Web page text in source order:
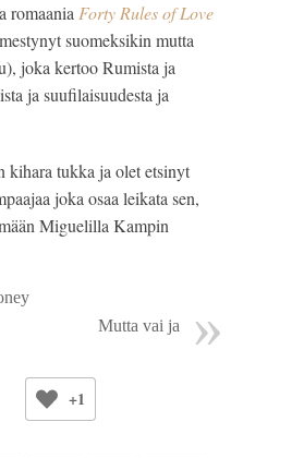
romaaniaForty Rules of Love
suomeksikin mutta
joka kertoo Rumista ja
ja suufilaisuudesta ja
kihara tukka ja olet etsinyt
joka osaa leikata sen,
Miguelilla Kampin
Mutta vai ja
+1